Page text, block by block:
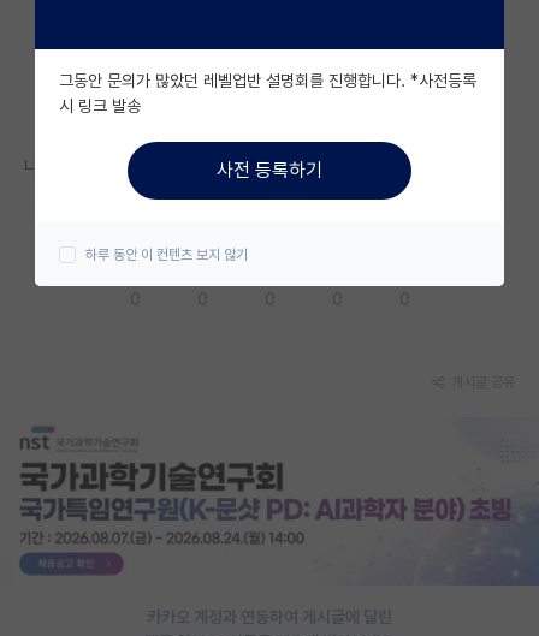
자유 게시판(아무개랩)
미국 유학 게시판
미국 대학원 합격 후기 게시판
대학원생 모집 게시판
연구실(PI) 홍보 게시판
취업 게시판
임용 후기 게시판
PI 전용 게시판
인문사회 계열 게시판
나이가 있지만 취업 못하고 대학원생이면 연애 기피하나요?ㅜㅜ
카카오 계정과 연동하여 게시글에 달린
그동안 문의가 많았던 레벨업반 설명회를 진행합니다. *사전등록
시 링크 발송
사전 등록하기
하루 동안 이 컨텐츠 보지 않기